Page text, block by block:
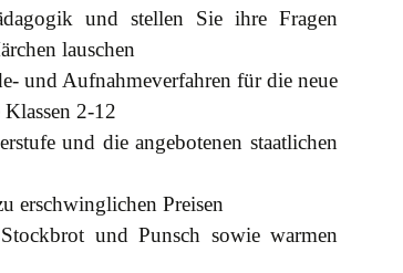
und stellen Sie ihre Fragen
lauschen
und Aufnahmeverfahren für die neue
2-12
und die angebotenen staatlichen
erschwinglichen Preisen
und Punsch sowie warmen